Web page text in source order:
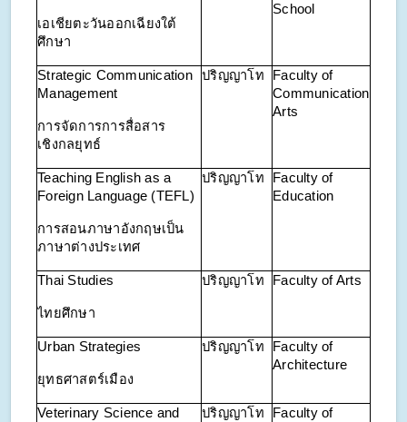
เอเชียตะวันออกเฉียงใต้
ศึกษา
School
Strategic Communication
Management
การจัดการการสื่อสาร
เชิงกลยุทธ์
ปริญญาโท
Faculty of
Communication
Arts
Teaching English as a
Foreign Language (TEFL)
การสอนภาษาอังกฤษเป็น
ภาษาต่างประเทศ
ปริญญาโท
Faculty of
Education
Thai Studies
ไทยศึกษา
ปริญญาโท Faculty of Arts
Urban Strategies
ยุทธศาสตร์เมือง
ปริญญาโท
Faculty of
Architecture
Veterinary Science and
ปริญญาโท
Faculty of